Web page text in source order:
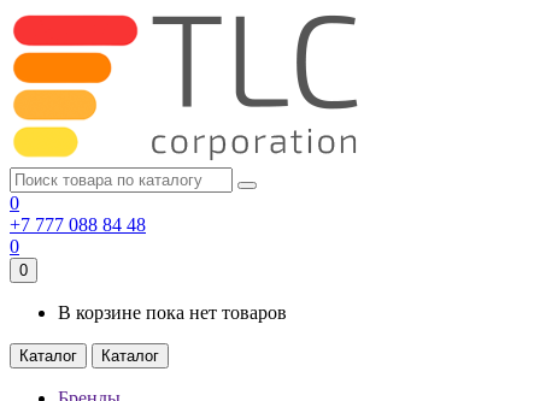
0
+7 777 088 84 48
0
0
В корзине пока нет товаров
Каталог Каталог